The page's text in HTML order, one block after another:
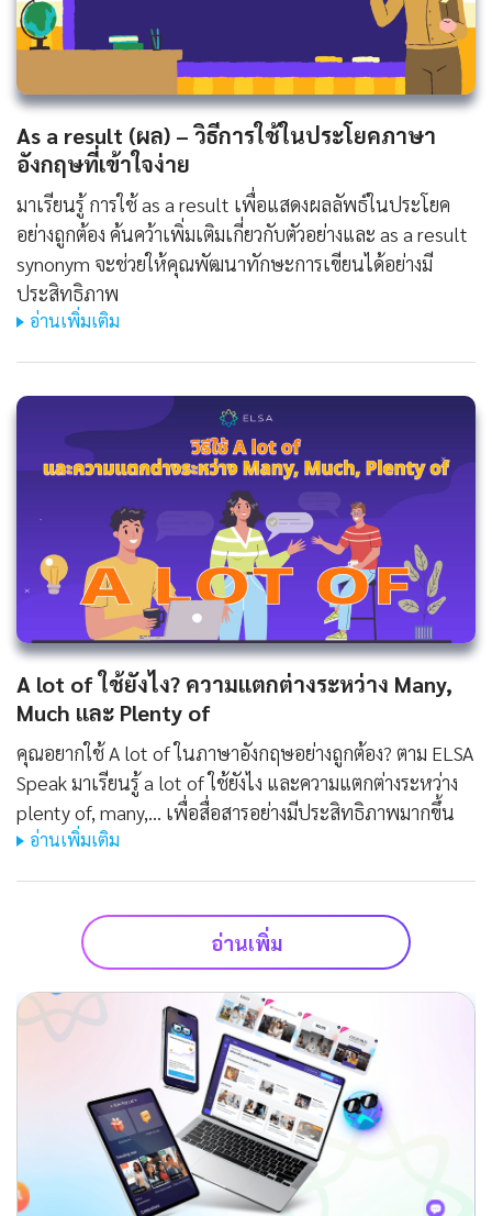
As a result (ผล) – วิธีการใช้ในประโยคภาษา
อังกฤษที่เข้าใจง่าย
มาเรียนรู้ การใช้ as a result เพื่อแสดงผลลัพธ์ในประโยค
อย่างถูกต้อง ค้นคว้าเพิ่มเติมเกี่ยวกับตัวอย่างและ as a result
synonym จะช่วยให้คุณพัฒนาทักษะการเขียนได้อย่างมี
ประสิทธิภาพ
อ่านเพิ่มเติม
A lot of ใช้ยังไง? ความแตกต่างระหว่าง Many,
Much และ Plenty of
คุณอยากใช้ A lot of ในภาษาอังกฤษอย่างถูกต้อง? ตาม ELSA
Speak มาเรียนรู้ a lot of ใช้ยังไง และความแตกต่างระหว่าง
plenty of, many,... เพื่อสื่อสารอย่างมีประสิทธิภาพมากขึ้น
อ่านเพิ่มเติม
อ่านเพิ่ม